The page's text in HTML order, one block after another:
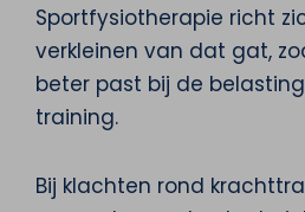
Sportfysiotherapie richt
verkleinen van dat gat,
beter past bij de
training.
Bij klachten rond